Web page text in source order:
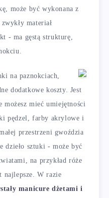
może być wykonana z
materiał
- ma gęstą strukturę,
na paznokciach,
dodatkowe koszty. Jest
mieć umiejętności
pędzel, farby akrylowe i
przestrzeni gwoździa
dzieło sztuki - może być
na przykład róże
najlepsze. W razie
manicure dżetami i